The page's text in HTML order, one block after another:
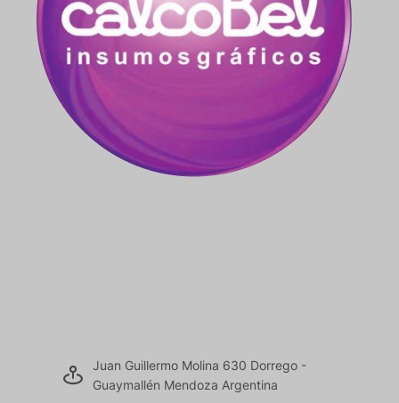
Juan Guillermo Molina 630 Dorrego -
Guaymallén Mendoza Argentina